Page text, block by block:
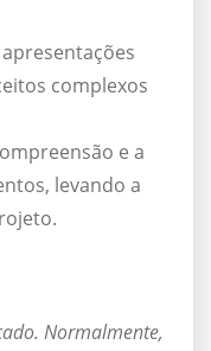
complexos
e a
levando a
Normalmente,